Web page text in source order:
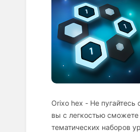
Orixo hex - Не
вы с легкостью
тематических наборов